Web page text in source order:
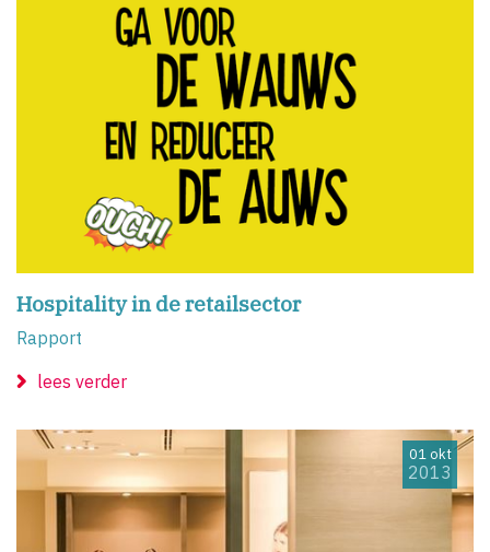
Hospitality in de retailsector
Rapport
lees verder
01 okt
2013